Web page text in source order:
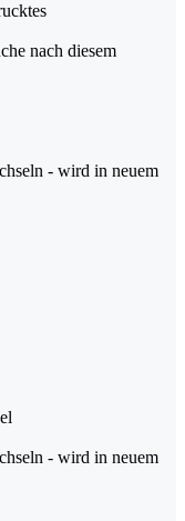
nach diesem
- wird in neuem
- wird in neuem